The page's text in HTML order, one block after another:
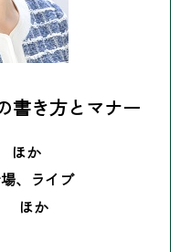
書き方とマナー
ほか
、ライブ
ほか